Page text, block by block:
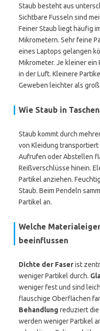
Staub besteht aus
Sichtbare Fusseln sind
Feiner Staub liegt häufig
Mikrometern. Sehr feine
eines Laptops gelangen
Mikrometer. Je kleiner
in der Luft. Kleinere
Geweben leichter als
Wie Staub in
Staub kommt durch
von Kleidung transportiert
Aufrufen oder Abstellen
Reißverschlüsse hinein.
Partikel anziehen.
Staub. Beim Pendeln
Partikel an.
Welche
beeinflussen
Dichte der Faserist
weniger Partikel durch.
weniger fest und sind
flauschige Oberflächen
Behandlung reduziert
werden weniger Partikel